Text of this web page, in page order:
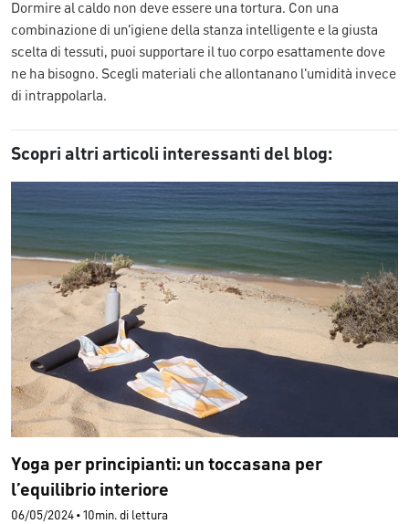
Dormire al caldo non deve essere una tortura. Con una
combinazione di un'igiene della stanza intelligente e la giusta
scelta di tessuti, puoi supportare il tuo corpo esattamente dove
ne ha bisogno. Scegli materiali che allontanano l'umidità invece
di intrappolarla.
Scopri altri articoli interessanti del blog:
Yoga per principianti: un toccasana per
l’equilibrio interiore
06/05/2024 • 10min. di lettura